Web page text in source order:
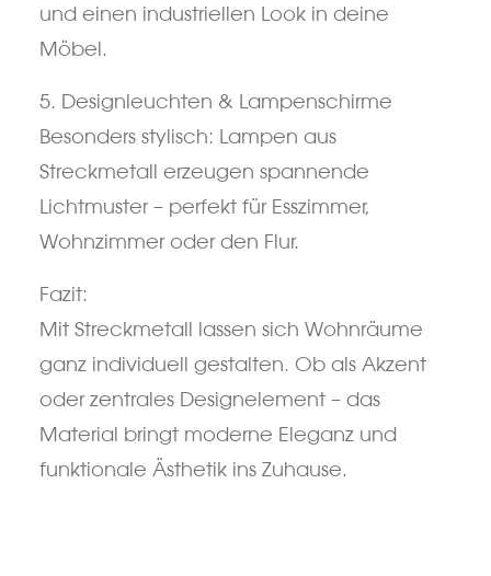
und einen industriellen Look in deine
Möbel.
5. Designleuchten & Lampenschirme
Besonders stylisch: Lampen aus
Streckmetall erzeugen spannende
Lichtmuster – perfekt für Esszimmer,
Wohnzimmer oder den Flur.
Fazit:
Mit Streckmetall lassen sich Wohnräume
ganz individuell gestalten. Ob als Akzent
oder zentrales Designelement – das
Material bringt moderne Eleganz und
funktionale Ästhetik ins Zuhause.